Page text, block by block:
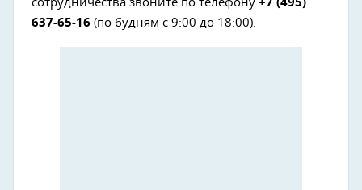
сотрудничества звоните по телефону +7 (495)
637-65-16 (по будням с 9:00 до 18:00).